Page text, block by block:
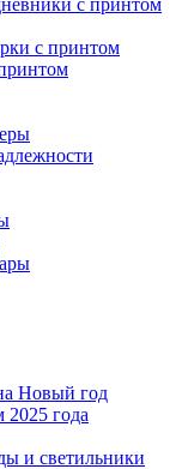
с принтом
Новый год
года
и светильники